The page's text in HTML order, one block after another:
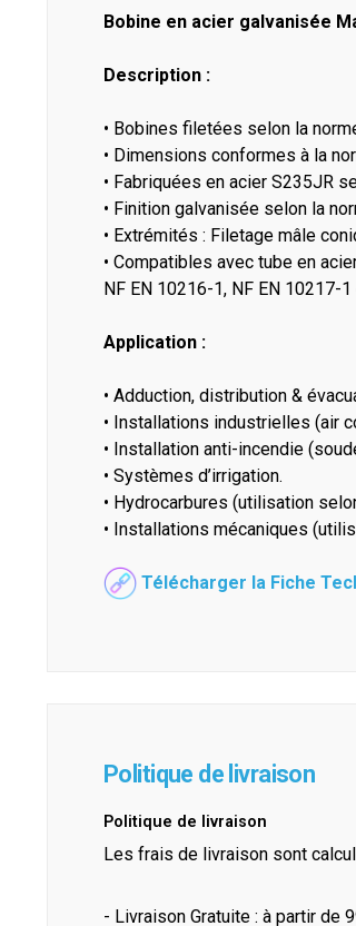
Bobine en acier galvanisée
Description :
• Bobines filetées selon la
• Dimensions conformes à la
• Fabriquées en acier S235JR
• Finition galvanisée selon la
• Extrémités : Filetage mâle
• Compatibles avec tube en
NF EN 10216-1, NF EN 10217-1
Application :
• Adduction, distribution &
• Installations industrielles (air
• Installation anti-incendie
• Systèmes d’irrigation.
• Hydrocarbures (utilisation
• Installations mécaniques
Télécharger la Fiche
Politique de livraison
Politique de livraison
Les frais de livraison sont
- Livraison Gratuite : à partir de